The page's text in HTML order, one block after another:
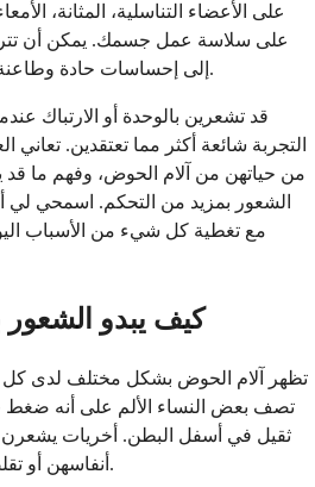
على الأعضاء التناسلية، المثانة،
على سلاسة عمل جسمك. يمكن أن
إلى إحساسات حادة وطاعنة قد تأتي وتذهب أو تبقى ثابتة.
قد تشعرين بالوحدة أو الارتباك
التجربة شائعة أكثر مما تعتقدين.
من حياتهن من آلام الحوض، وفهم ما
الشعور بمزيد من التحكم. اسمحي لي
مع تغطية كل شيء من الأسباب
كيف يبدو الشعور
تظهر آلام الحوض بشكل مختلف لدى
تصف بعض النساء الألم على أنه
ثقيل في أسفل البطن. أخريات
أنفاسهن أو تقلصات تأتي على شكل موجات.